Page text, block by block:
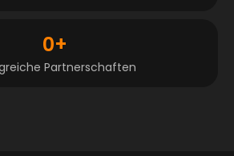
Partnerschaften
0+